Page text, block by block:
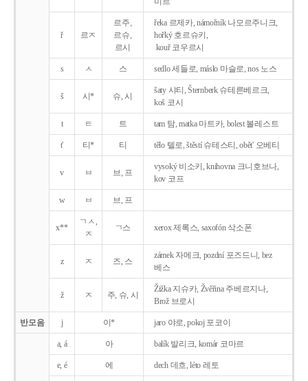
ř 르ㅈ
르주,
르슈,
르시
řeka 르제카, námořník 나모르주니크,
hořký 호르슈키,
kouř 코우르시
s ㅅ 스 sedlo 세들로, máslo 마슬로, nos 노스
š 시* 슈, 시
šaty 샤티, Šternberk 슈테른베르크,
koš 코시
t ㅌ 트 tam 탐, matka 마트카, bolest 볼레스트
t' 티* 티 tělo 텔로, štěstí 슈테스티, obět' 오베티
v ㅂ 브, 프
vysoký 비소키, knihovna 크니호브나,
kov 코프
w ㅂ 브, 프
x**
ㄱㅅ,
ㅈ
ㄱ스 xerox 제록스, saxofón 삭소폰
z ㅈ 즈, 스
zámek 자메크, pozdní 포즈드니, bez
베스
ž ㅈ 주, 슈, 시
Žižka 지슈카, Žvěřina 주베르지나,
Brož 브로시
반모음 j 이* jaro 야로, pokoj 포코이
a, á 아 balík 발리크, komár 코마르
e, é 에 dech 데흐, léto 레토